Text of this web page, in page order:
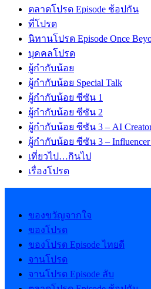
ตลาดโปรด Episode ช้อปกัน
ที่โปรด
นิทานโปรด Episode Once
บุคคลโปรด
ผู้กำกับน้อย
ผู้กำกับน้อย Special Talk
ผู้กำกับน้อย ซีซัน 1
ผู้กำกับน้อย ซีซัน 2
ผู้กำกับน้อย ซีซัน 3 – AI
ผู้กำกับน้อย ซีซัน 3 – Influencer
เที่ยวไป…กินไป
เรื่องโปรด
ของขวัญจากใจ
ของโปรด
ของโปรด Episode ไทยดี
จานโปรด
จานโปรด Episode ลับ